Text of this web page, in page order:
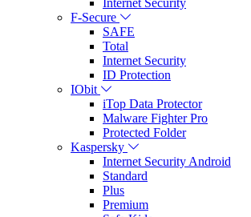
Internet Security
F-Secure
SAFE
Total
Internet Security
ID Protection
IObit
iTop Data Protector
Malware Fighter Pro
Protected Folder
Kaspersky
Internet Security Android
Standard
Plus
Premium